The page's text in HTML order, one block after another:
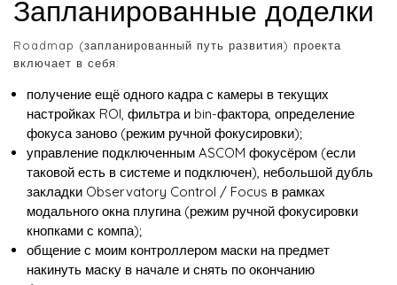
Запланированные доделки
Roadmap (запланированный путь развития) проекта
включает в себя:
получение ещё одного кадра с камеры в текущих
настройках ROI, фильтра и bin-фактора, определение
фокуса заново (режим ручной фокусировки);
управление подключенным ASCOM фокусёром (если
таковой есть в системе и подключен), небольшой дубль
закладки Observatory Control / Focus в рамках
модального окна плугина (режим ручной фокусировки
кнопками с компа);
общение с моим контроллером маски на предмет
накинуть маску в начале и снять по окончанию